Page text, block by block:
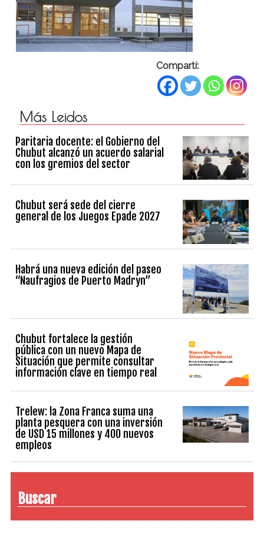
Compartí:
Más Leidos
Paritaria docente: el Gobierno del
Chubut alcanzó un acuerdo salarial
con los gremios del sector
Chubut será sede del cierre
general de los Juegos Epade 2027
Habrá una nueva edición del paseo
“Naufragios de Puerto Madryn”
Chubut fortalece la gestión
pública con un nuevo Mapa de
Situación que permite consultar
información clave en tiempo real
Trelew: la Zona Franca suma una
planta pesquera con una inversión
de USD 15 millones y 400 nuevos
empleos
Buscar